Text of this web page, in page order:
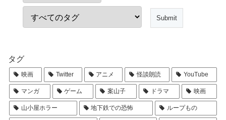
タグ
映画 Twitter アニメ 怪談朗読 YouTube
マンガ ゲーム 案山子 ドラマ 映画
山小屋ホラー 地下鉄での恐怖 ループもの